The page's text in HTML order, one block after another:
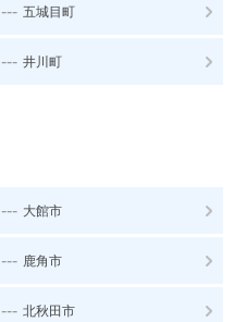
--- 五城目町
--- 井川町
--- 大館市
--- 鹿角市
--- 北秋田市